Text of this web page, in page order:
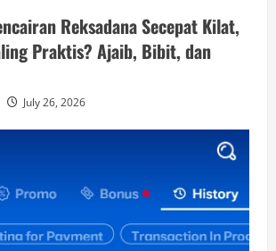
Reksadana Secepat Kilat,
Praktis? Ajaib, Bibit, dan
July 26, 2026